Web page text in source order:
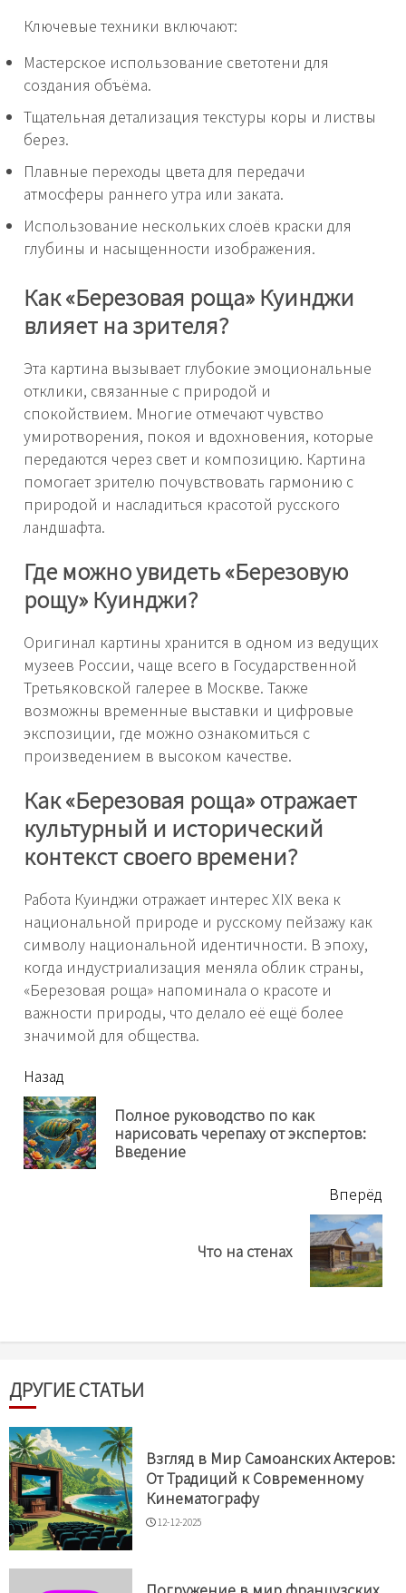
Ключевые техники включают:
Мастерское использование светотени для
создания объёма.
Тщательная детализация текстуры коры и листвы
берез.
Плавные переходы цвета для передачи
атмосферы раннего утра или заката.
Использование нескольких слоёв краски для
глубины и насыщенности изображения.
Как «Березовая роща» Куинджи
влияет на зрителя?
Эта картина вызывает глубокие эмоциональные
отклики, связанные с природой и
спокойствием. Многие отмечают чувство
умиротворения, покоя и вдохновения, которые
передаются через свет и композицию. Картина
помогает зрителю почувствовать гармонию с
природой и насладиться красотой русского
ландшафта.
Где можно увидеть «Березовую
рощу» Куинджи?
Оригинал картины хранится в одном из ведущих
музеев России, чаще всего в Государственной
Третьяковской галерее в Москве. Также
возможны временные выставки и цифровые
экспозиции, где можно ознакомиться с
произведением в высоком качестве.
Как «Березовая роща» отражает
культурный и исторический
контекст своего времени?
Работа Куинджи отражает интерес XIX века к
национальной природе и русскому пейзажу как
символу национальной идентичности. В эпоху,
когда индустриализация меняла облик страны,
«Березовая роща» напоминала о красоте и
важности природы, что делало её ещё более
значимой для общества.
читать
еще
Назад
Полное руководство по как
нарисовать черепаху от экспертов:
Введение
Вперёд
Что на стенах
ДРУГИЕ СТАТЬИ
Взгляд в Мир Самоанских Актеров:
От Традиций к Современному
Кинематографу
12-12-2025